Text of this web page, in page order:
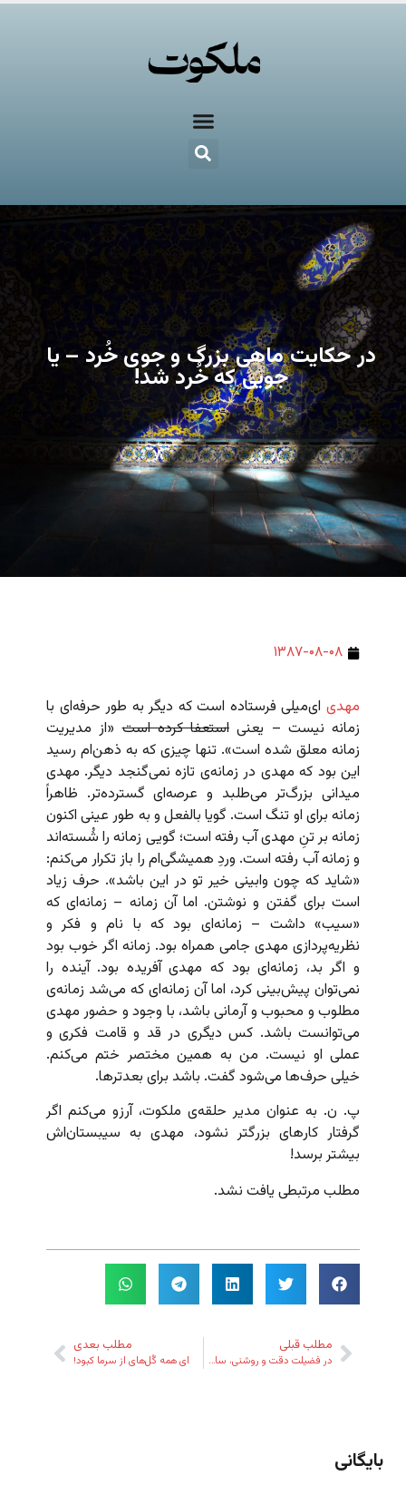
در حکایت ماهی بزرگ و جوی خُرد – یا
جویی که خُرد شد!
۱۳۸۷-۰۸-۰۸
مهدی ای‌میلی فرستاده است که دیگر به طور حرفه‌ای با
زمانه نیست – یعنی استعفا کرده است«از مدیریت
زمانه معلق شده است». تنها چیزی که به ذهن‌ام رسید
این بود که مهدی در زمانه‌ی تازه نمی‌گنجد دیگر. مهدی
میدانی بزرگ‌تر می‌طلبد و عرصه‌ای گسترده‌تر. ظاهراً
زمانه برای او تنگ است. گویا بالفعل و به طور عینی اکنون
زمانه بر تنِ مهدی آب رفته است؛ گویی زمانه را شُسته‌اند
و زمانه آب رفته است. وردِ همیشگی‌ام را باز تکرار می‌کنم:
«شاید که چون وابینی خیر تو در این باشد». حرف زیاد
است برای گفتن و نوشتن. اما آن زمانه – زمانه‌ای که
«سیب» داشت – زمانه‌ای بود که با نام و فکر و
نظریه‌پردازی مهدی جامی همراه بود. زمانه اگر خوب بود
و اگر بد، زمانه‌ای بود که مهدی آفریده بود. آینده را
نمی‌توان پیش‌بینی کرد، اما آن زمانه‌ای که می‌شد زمانه‌ی
مطلوب و محبوب و آرمانی باشد، با وجود و حضور مهدی
می‌توانست باشد. کس دیگری در قد و قامت فکری و
عملی او نیست. من به همین مختصر ختم می‌کنم.
خیلی حرف‌ها می‌شود گفت. باشد برای بعدترها.
پ. ن. به عنوان مدیر حلقه‌ی ملکوت، آرزو می‌کنم اگر
گرفتار کارهای بزرگتر نشود، مهدی به سیبستان‌اش
بیشتر برسد!
مطلب مرتبطی یافت نشد.
مطلب قبلی
در فضیلت دقت و روشنی، سادگی و شفقت
مطلب بعدی
ای همه گُل‌های از سرما کبود!
بایگانی